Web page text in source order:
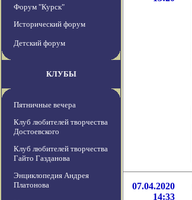
Форум "Курск"
Исторический форум
Детский форум
КЛУБЫ
Пятничные вечера
Клуб любителей творчества
Достоевского
Клуб любителей творчества
Гайто Газданова
Энциклопедия Андрея
Платонова
07.04.2020
14:33